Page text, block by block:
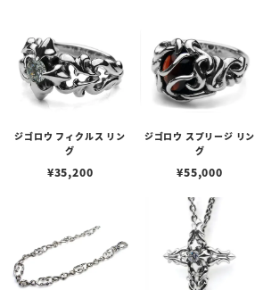
ジゴロウ フィクルス リン
グ
¥35,200
ジゴロウ スプリージ リン
グ
¥55,000